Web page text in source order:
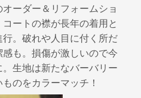
ーダー＆リフォームショ
ートの襟が長年の着用と
。破れや人目に付く所だ
も。損傷が激しいので今
生地は新たなバーバリー
のをカラーマッチ！